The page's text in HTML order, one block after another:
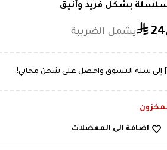
بشكل فريد وأنيق
⃁
إلى سلة التسوق واحصل على شحن مجاني!
اضافة الى المفضلات